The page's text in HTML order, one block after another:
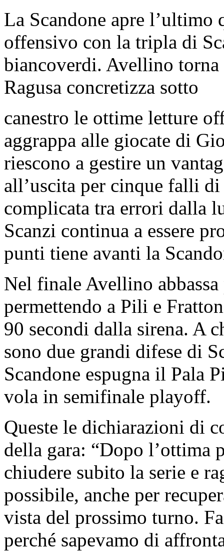
La Scandone apre
offensivo con la tripla di
biancoverdi. Avellino torna
Ragusa concretizza sotto
canestro le ottime letture
aggrappa alle giocate di
riescono a gestire un
all’uscita per cinque falli
complicata tra errori dalla
Scanzi continua a essere
punti tiene avanti la
Nel finale Avellino
permettendo a Pili e
90 secondi dalla sirena. A
sono due grandi difese di
Scandone espugna il Pala
vola in semifinale playoff.
Queste le dichiarazioni di
della gara: “Dopo l’ottima
chiudere subito la serie e
possibile, anche per
vista del prossimo turno.
perché sapevamo di